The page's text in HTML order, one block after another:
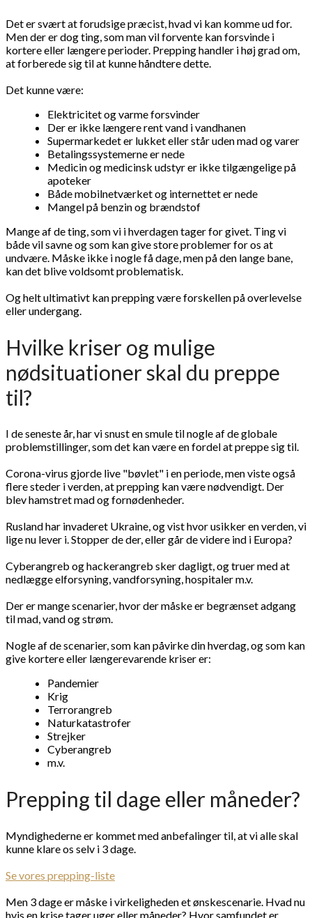
Det er svært at forudsige præcist, hvad vi kan komme ud for.
Men der er dog ting, som man vil forvente kan forsvinde i
kortere eller længere perioder. Prepping handler i høj grad om,
at forberede sig til at kunne håndtere dette.
Det kunne være:
Elektricitet og varme forsvinder
Der er ikke længere rent vand i vandhanen
Supermarkedet er lukket eller står uden mad og varer
Betalingssystemerne er nede
Medicin og medicinsk udstyr er ikke tilgængelige på
apoteker
Både mobilnetværket og internettet er nede
Mangel på benzin og brændstof
Mange af de ting, som vi i hverdagen tager for givet. Ting vi
både vil savne og som kan give store problemer for os at
undvære. Måske ikke i nogle få dage, men på den lange bane,
kan det blive voldsomt problematisk.
Og helt ultimativt kan prepping være forskellen på overlevelse
eller undergang.
Hvilke kriser og mulige
nødsituationer skal du preppe
til?
I de seneste år, har vi snust en smule til nogle af de globale
problemstillinger, som det kan være en fordel at preppe sig til.
Corona-virus gjorde live "bøvlet" i en periode, men viste også
flere steder i verden, at prepping kan være nødvendigt. Der
blev hamstret mad og fornødenheder.
Rusland har invaderet Ukraine, og vist hvor usikker en verden, vi
lige nu lever i. Stopper de der, eller går de videre ind i Europa?
Cyberangreb og hackerangreb sker dagligt, og truer med at
nedlægge elforsyning, vandforsyning, hospitaler m.v.
Der er mange scenarier, hvor der måske er begrænset adgang
til mad, vand og strøm.
Nogle af de scenarier, som kan påvirke din hverdag, og som kan
give kortere eller længerevarende kriser er:
Pandemier
Krig
Terrorangreb
Naturkatastrofer
Strejker
Cyberangreb
m.v.
Prepping til dage eller måneder?
Myndighederne er kommet med anbefalinger til, at vi alle skal
kunne klare os selv i 3 dage.
Se vores prepping-liste
Men 3 dage er måske i virkeligheden et ønskescenarie. Hvad nu
hvis en krise tager uger eller måneder? Hvor samfundet er